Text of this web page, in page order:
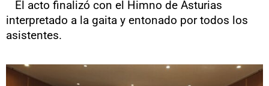
El acto finalizó con el Himno de Asturias
interpretado a la gaita y entonado por todos los
asistentes.